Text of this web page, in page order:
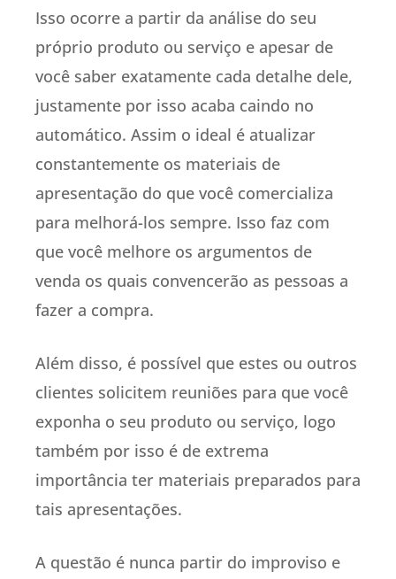
Isso ocorre a partir da análise do seu
próprio produto ou serviço e apesar de
você saber exatamente cada detalhe dele,
justamente por isso acaba caindo no
automático. Assim o ideal é atualizar
constantemente os materiais de
apresentação do que você comercializa
para melhorá-los sempre. Isso faz com
que você melhore os argumentos de
venda os quais convencerão as pessoas a
fazer a compra.
Além disso, é possível que estes ou outros
clientes solicitem reuniões para que você
exponha o seu produto ou serviço, logo
também por isso é de extrema
importância ter materiais preparados para
tais apresentações.
A questão é nunca partir do improviso e